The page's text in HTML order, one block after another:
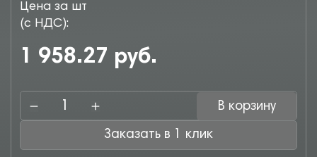
Цена за шт
(с НДС):
1 958.27 руб.
В корзину
Заказать в 1 клик